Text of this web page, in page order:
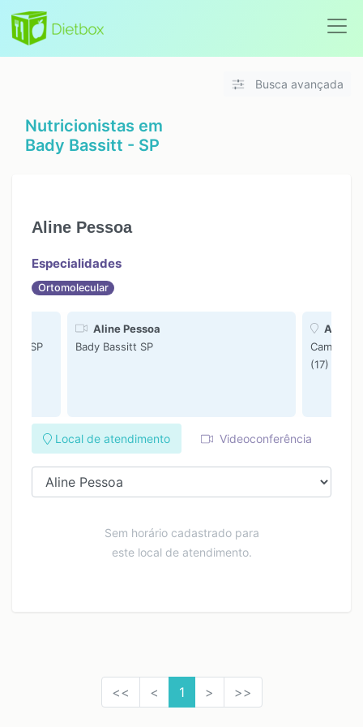
Busca avançada
Nutricionistas em
Bady Bassitt - SP
Aline Pessoa
Especialidades
Ortomolecular
SP
Aline Pessoa
Bady Bassitt SP
Camilo
(17)
Local de atendimento Videoconferência
Sem horário cadastrado para
este local de atendimento.
<< < 1 > >>